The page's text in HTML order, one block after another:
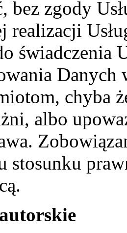
bez zgody
realizacji
świadczenia
chyba
albo
stosunku